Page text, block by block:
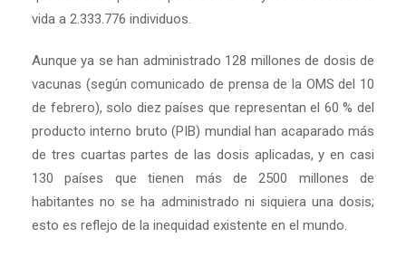
vida a 2.333.776 individuos.
Aunque ya se han administrado 128 millones de dosis de
vacunas (según comunicado de prensa de la OMS del 10
de febrero), solo diez países que representan el 60 % del
producto interno bruto (PIB) mundial han acaparado más
de tres cuartas partes de las dosis aplicadas, y en casi
130 países que tienen más de 2500 millones de
habitantes no se ha administrado ni siquiera una dosis;
esto es reflejo de la inequidad existente en el mundo.